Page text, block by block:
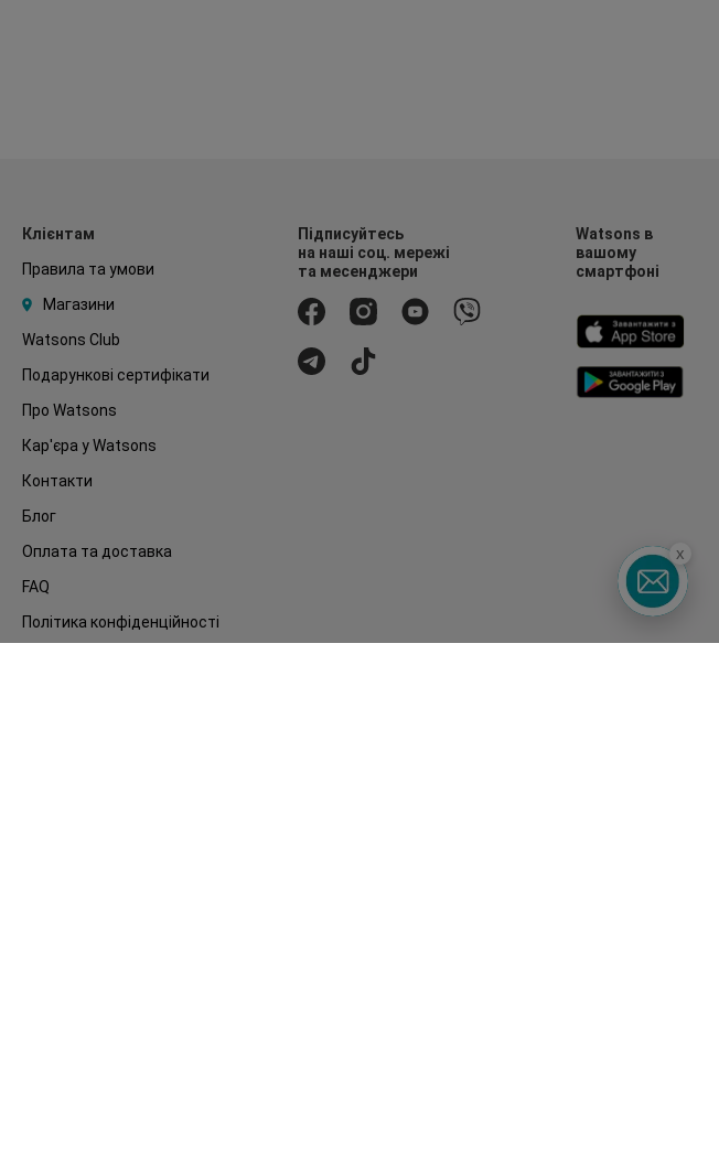
Клієнтам
Правила та умови
Магазини
Watsons Club
Подарункові сертифікати
Про Watsons
Кар'єра у Watsons
Контакти
Блог
Оплата та доставка
FAQ
Політика конфіденційності
Підписуйтесь
на наші соц. мережі
та месенджери
Watsons в
вашому
смартфоні
x